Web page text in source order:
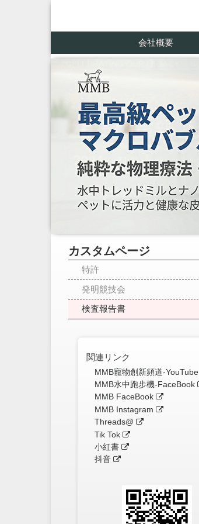
会社概要
カスタムページ
特許
発明競技会
検査報告書
関連リンク
MMB寵物創新頻道-YouTube
MMB水中跑步機-FaceBook
MMB FaceBook
MMB Instagram
Threads@
Tik Tok
小紅書
抖音